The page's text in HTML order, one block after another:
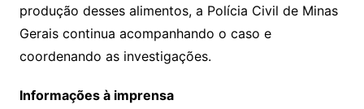
produção desses alimentos, a Polícia Civil de Minas
Gerais continua acompanhando o caso e
coordenando as investigações.
Informações à imprensa